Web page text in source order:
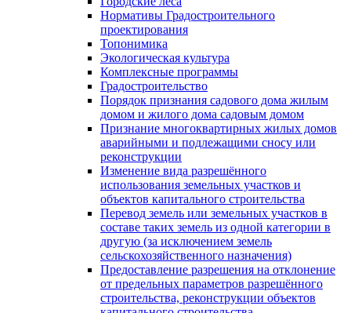
Нормативы Градостроительного
проектирования
Топонимика
Экологическая культура
Комплексные программы
Градостроительство
Порядок признания садового дома жилым
домом и жилого дома садовым домом
Признание многоквартирных жилых домов
аварийными и подлежащими сносу или
реконструкции
Изменение вида разрешённого
использования земельных участков и
объектов капитального строительства
Перевод земель или земельных участков в
составе таких земель из одной категории в
другую (за исключением земель
сельскохозяйственного назначения)
Предоставление разрешения на отклонение
от предельных параметров разрешённого
строительства, реконструкции объектов